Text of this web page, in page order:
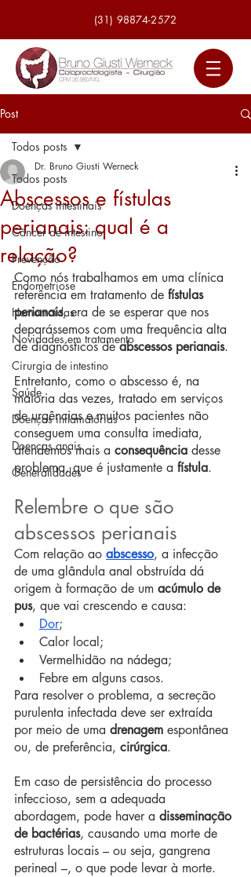
(31) 98874-2572
Post
Todos posts
Doenças intestinais
Câncer de intestino
Prevenção
Endometriose
Hemorroidas
Novidades em tratamento
Cirurgia de intestino
Saúde
Doenças inflamatórias
Doenças anais
Generalidades
Todos posts
Abscessos e fístulas
perianais: qual é a
relação?
Dr. Bruno Giusti Werneck
Como nós trabalhamos em uma clínica
referência em tratamento de fístulas
perianais, era de se esperar que nos
deparássemos com uma frequência alta
de diagnósticos de abscessos perianais.
Entretanto, como o abscesso é, na
maioria das vezes, tratado em serviços
de urgências e muitos pacientes não
conseguem uma consulta imediata,
atendemos mais a consequência desse
problema, que é justamente a fístula.
Relembre o que são
abscessos perianais
Com relação ao abscesso, a infecção
de uma glândula anal obstruída dá
origem à formação de um acúmulo de
pus, que vai crescendo e causa:
Dor;
Calor local;
Vermelhidão na nádega;
Febre em alguns casos.
Para resolver o problema, a secreção
purulenta infectada deve ser extraída
por meio de uma drenagem espontânea
ou, de preferência, cirúrgica.
Em caso de persistência do processo
infeccioso, sem a adequada
abordagem, pode haver a disseminação
de bactérias, causando uma morte de
estruturas locais – ou seja, gangrena
perineal –, o que pode levar à morte.